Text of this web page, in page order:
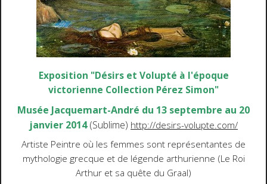
Exposition "Désirs et Volupté à l'époque
victorienne Collection Pérez Simon"
Musée Jacquemart-André du 13 septembre au 20
janvier 2014(Sublime) http://desirs-volupte.com/
Artiste Peintre où les femmes sont représentantes de
mythologie grecque et de légende arthurienne (Le Roi
Arthur et sa quête du Graal)